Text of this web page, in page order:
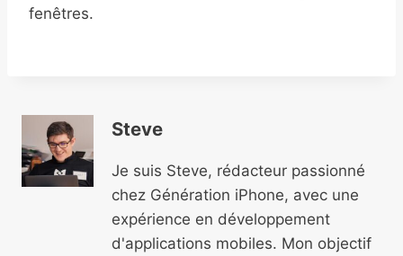
fenêtres.
Steve
Je suis Steve, rédacteur passionné
chez Génération iPhone, avec une
expérience en développement
d'applications mobiles. Mon objectif